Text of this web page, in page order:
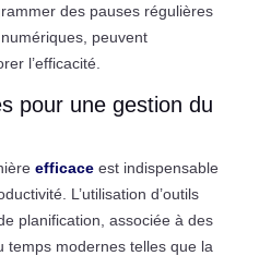
des pauses régulières
peuvent
l’efficacité.
pour une gestion du
efficaceest indispensable
L’utilisation d’outils
planification, associée à des
temps modernes telles que la